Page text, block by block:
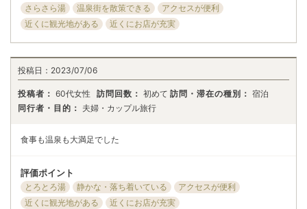
さらさら湯 温泉街を散策できる
アクセスが便利
近くに観光地がある
近くにお店が充実
投稿日： 2023/07/06
投稿者： 60代女性 訪問回数： 初めて 訪問・滞在の種別： 宿泊
同行者・目的： 夫婦・カップル旅行
食事も温泉も大満足でした
評価ポイント
とろとろ湯 静かな・落ち着いている
アクセスが便利
近くに観光地がある
近くにお店が充実